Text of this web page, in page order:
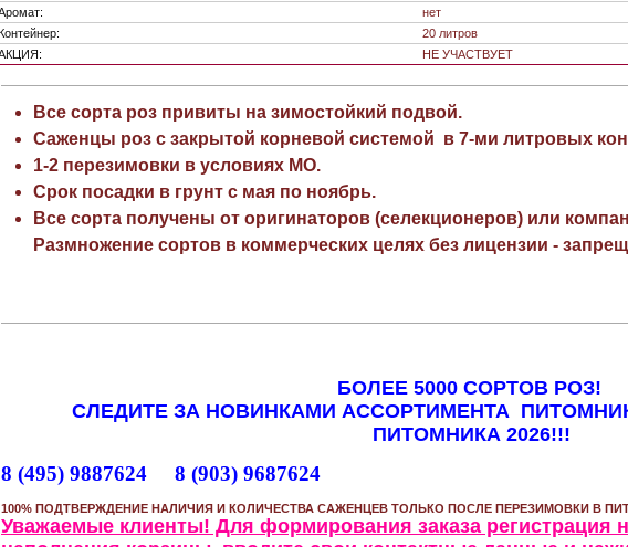
нет
Контейнер:
20 литров
НЕ УЧАСТВУЕТ
Все сорта роз привиты на зимостойкий подвой.
Саженцы роз с закрытой корневой системой в 7-ми литровых
1-2 перезимовки в условиях МО.
Срок посадки в грунт с мая по ноябрь.
Все сорта получены от оригинаторов (селекционеров) или
Размножение сортов в коммерческих целях без лицензии -
БОЛЕЕ 5000 СОРТОВ РОЗ!
СЛЕДИТЕ ЗА НОВИНКАМИ АССОРТИМЕНТА
ПИТОМНИКА 2026!!!
8 (495) 9887624 8 (903) 9687624
100% ПОДТВЕРЖДЕНИЕ НАЛИЧИЯ И КОЛИЧЕСТВА САЖЕНЦЕВ ТОЛЬКО ПОСЛЕ ПЕРЕЗИМОВКИ В
Уважаемые клиенты! Для формирования заказа регистрация